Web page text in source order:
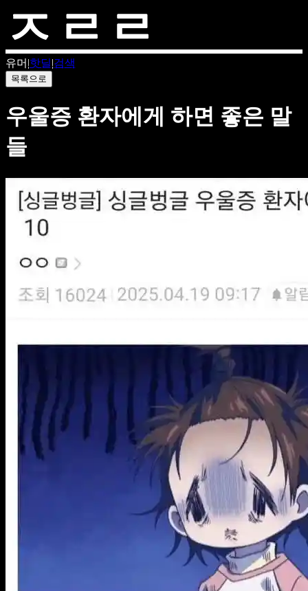
유머 |핫딜|검색
목록으로
우울증 환자에게 하면 좋은 말
들